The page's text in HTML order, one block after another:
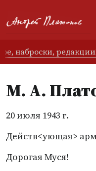
наброски, редакции
М. А.
20 июля 1943 г.
Действ<ующая>
Дорогая Муся!